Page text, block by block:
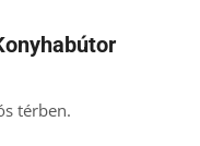
térben.